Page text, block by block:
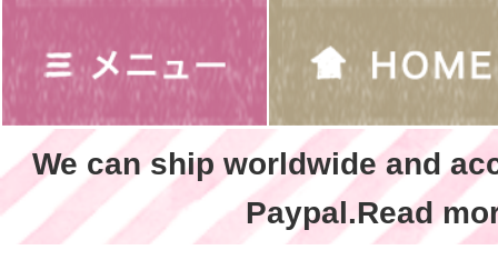
We can ship worldwide and
Paypal.Read